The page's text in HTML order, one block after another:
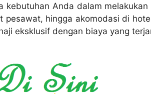
kebutuhan Anda dalam
pesawat, hingga akomodasi di
eksklusif dengan biaya yang